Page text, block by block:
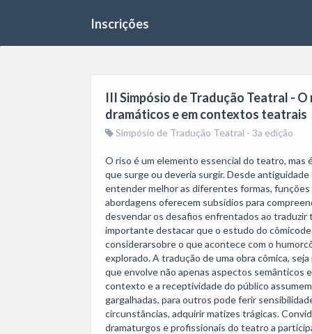
Inscrições
III Simpósio de Tradução Teatral -
dramáticos e em contextos teatrais
Simpósio de Tradução Teatral - 3a edição
O riso é um elemento essencial do teatro,
que surge ou deveria surgir. Desde
entender melhor as diferentes formas,
abordagens oferecem subsídios para
desvendar os desafios enfrentados ao
importante destacar que o estudo do
considerarsobre o que acontece com o
explorado. A tradução de uma obra cômica,
que envolve não apenas aspectos semânticos
contexto e a receptividade do público
gargalhadas, para outros pode ferir
circunstâncias, adquirir matizes trágicas.
dramaturgos e profissionais do teatro a